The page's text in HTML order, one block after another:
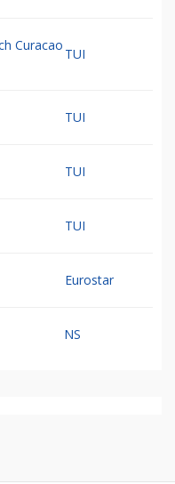
Curacao
TUI
TUI
TUI
TUI
Eurostar
NS